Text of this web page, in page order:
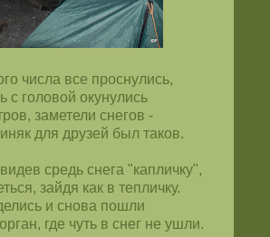
числа все проснулись,
с головой окунулись
заметели снегов -
для друзей был таков.
средь снега "капличку",
зайдя как в тепличку.
и снова пошли
где чуть в снег не ушли.